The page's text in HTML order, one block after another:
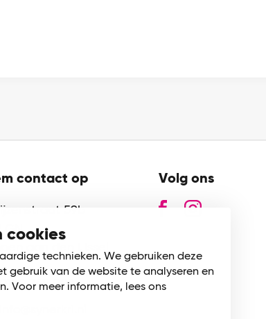
cookies
technieken. We gebruiken deze
gebruik van de website te analyseren en
Voor meer informatie, lees ons
contact op
59b
GN
0180 745 002
Volg ons